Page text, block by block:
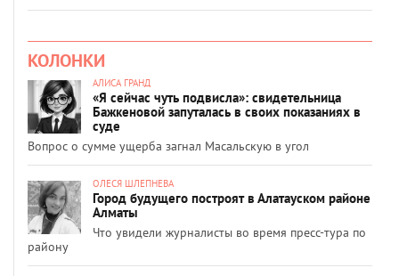
КОЛОНКИ
АЛИСА ГРАНД
«Я сейчас чуть подвисла»: свидетельница
Бажкеновой запуталась в своих показаниях в
суде
Вопрос о сумме ущерба загнал Масальскую в угол
ОЛЕСЯ ШЛЕПНЕВА
Город будущего построят в Алатауском районе
Алматы
Что увидели журналисты во время пресс-тура по
району